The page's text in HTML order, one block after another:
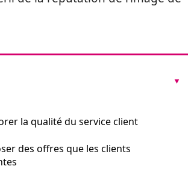
la qualité du service client
des offres que les clients